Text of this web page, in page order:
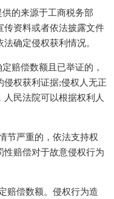
的来源于工商税务部
传资料或者依法披露文件
确定侵权获利情况。
赔偿数额且已举证的，
侵权获利证据;侵权人无正
民法院可以根据权利人
严重的，依法支持权
性赔偿对于故意侵权行为
偿数额。侵权行为造